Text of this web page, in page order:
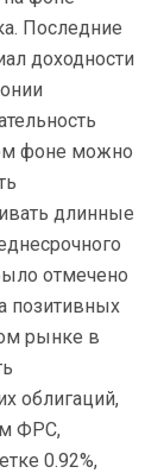
Последние
доходности
фоне можно
длинные
отмечено
позитивных
рынке в
облигаций,
ФРС,
0.92%,